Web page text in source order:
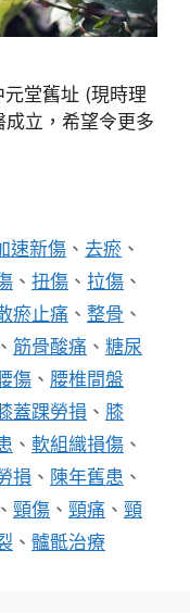
堂舊址 (現時理
立，希望令更多
速新傷 、去瘀 、
、 扭傷 、 拉傷 、
瘀止痛 、 整骨 、
、 筋骨酸痛 、 糖尿
傷 、 腰椎間盤
蓋踝勞損 、 膝
、 軟組織損傷 、
損 、 陳年舊患 、
、 頸傷 、 頸痛 、 頸
、 髗骶治療